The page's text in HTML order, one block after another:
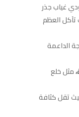
غياب جذر
العظم
الداعمة
مثل خلع
تقل كثافة